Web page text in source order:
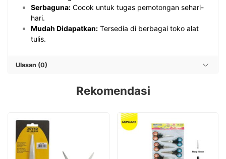
Serbaguna: Cocok untuk tugas pemotongan sehari-
hari.
Mudah Didapatkan: Tersedia di berbagai toko alat
tulis.
Ulasan (0)
Rekomendasi